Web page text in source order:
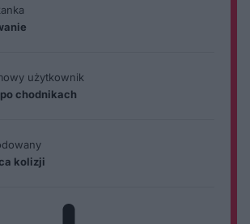
użytkownik
chodnikach
kolizji